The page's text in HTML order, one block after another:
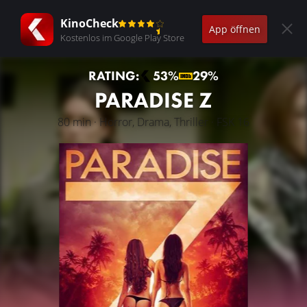
KinoCheck
Kostenlos im Google Play Store
App öffnen
RATING: 53% 29%
PARADISE Z
80 min · Horror, Drama, Thriller · FSK 16